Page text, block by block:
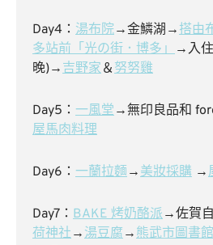
Day4： 湯布院→金鱗湖→ 搭由
多站前「光の街．博多」
→入住
晚)→ 吉野家 ＆ 努努雞
Day5： 一風堂 →無印良品和
屋馬肉料理
Day6： 一蘭拉麵 → 美妝採購 →
Day7： BAKE 烤奶酪派→佐賀
荷神社→ 湯豆腐 → 熊武市圖書